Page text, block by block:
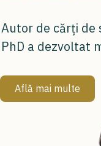
Autor de cărți de
PhD a dezvoltat
Află mai multe